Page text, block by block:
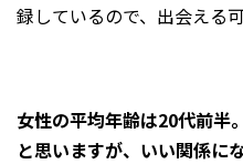
録しているので、出会える
女性の平均年齢は20代前半
と思いますが、いい関係に